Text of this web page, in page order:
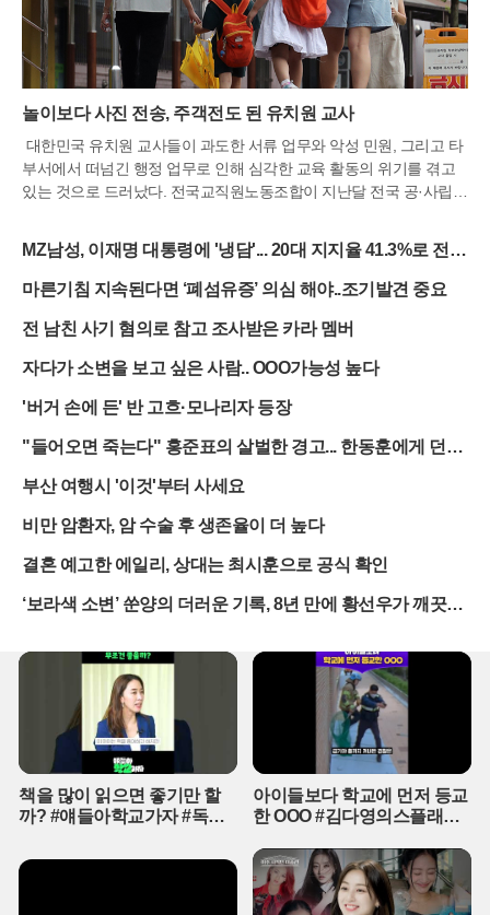
놀이보다 사진 전송, 주객전도 된 유치원 교사
대한민국 유치원 교사들이 과도한 서류 업무와 악성 민원, 그리고 타
부서에서 떠넘긴 행정 업무로 인해 심각한 교육 활동의 위기를 겪고
있는 것으로 드러났다. 전국교직원노동조합이 지난달 전국 공·사립
량적 평가 업무에 더 큰 부담을 느끼고 있었다. 특히 응답자의 70% 이
상이 일정한 주기에 맞춰 '놀이이야기'를 작성해 학부모에게 공개해야
험으로 이어지고 있다는 지적이다.학부모와의 소통 창구인 모바일 알
진을 유아별로 균등하게 배분하여 전송해야 한다는 무언의 압박이나
강제적인 전송 의무가 교사의 자율성을 침해하고 있기 때문이다. 조
사 결과 많은 교사가 사진 수량이나 전송 횟수에 대한 정량적 기준에
얽매여 있었으며, 이로 인해 정작 아이들의 눈을 맞추고 대화해야 할
벌어지고 있다.교권을 보호하기 위한 제도적 장치는 현장에서 사실상
차원의 대응팀이 전담하여 처리하는 경우는 10% 남짓에 불과했으며,
대다수의 교사가 홀로 민원을 감당하거나 기관의 소극적인 태도 속에
려움으로 인해 정당한 생활지도조차 위축되고 있다는 사실이다. 교사
조차 포기하고 있으며, 이는 교직 이탈 고민으로 이어지는 악순환을
낳고 있다.행정실이나 방과후 인력이 담당해야 할 업무가 교사에게
전가되는 구조적 문제도 심각한 수준이다. 통학버스 관리부터 유아학
비 정산, 급·간식 업무에 이르기까지 교육과 무관한 일반 행정 업무의
95% 이상을 교사가 직접 수행하고 있다는 응답은 충격적이다. 방과
후 돌봄 업무 역시 담임교사가 시스템 입력이나 간식 준비 등을 떠맡
는 경우가 허다해, 교사가 오롯이 수업에 집중할 수 있는 환경은 사실
상 붕괴된 상태다. 현장에서는 이러한 업무 하중을 줄이기 위해 방과
본적인 권리인 복무권 보장 또한 제대로 이루어지지 않고 있다. 대체
교사를 구하기 어렵거나 동료 교사에게 미안하다는 이유로 보건휴가
나 가족돌봄휴가를 사용하지 못한 교사가 절반을 넘었다. 관리자의
MZ남성, 이재명 대통령에 '냉담'... 20대 지지율 41.3%로 전
마른기침 지속된다면 ‘폐섬유증’ 의심 해야..조기발견 중요
전 남친 사기 혐의로 참고 조사받은 카라 멤버
자다가 소변을 보고 싶은 사람.. OOO가능성 높다
'버거 손에 든' 반 고흐·모나리자 등장
"들어오면 죽는다" 홍준표의 살벌한 경고... 한동훈에게 던진
부산 여행시 '이것'부터 사세요
비만 암환자, 암 수술 후 생존율이 더 높다
결혼 예고한 에일리, 상대는 최시훈으로 공식 확인
‘보라색 소변’ 쑨양의 더러운 기록, 8년 만에 황선우가 깨끗이
책을 많이 읽으면 좋기만 할
까? #얘들아학교가자 #독서
아이들보다 학교에 먼저 등교
한 OOO #김다영의스플래시